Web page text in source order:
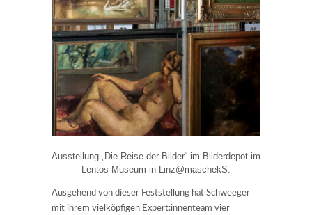
Ausstellung „Die Reise der Bilder“ im Bilderdepot im
Lentos Museum in Linz@maschekS.
Ausgehend von dieser Feststellung hat Schweeger
mit ihrem vielköpfigen Expert:innenteam vier